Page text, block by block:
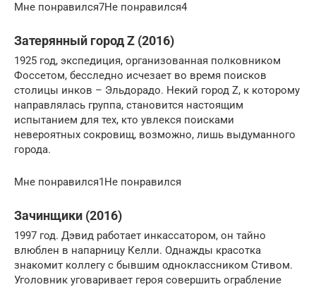
Мне понравился7Не понравился4
Затерянный город Z (2016)
1925 год, экспедиция, организованная полковником
Фоссетом, бесследно исчезает во время поисков
столицы инков – Эльдорадо. Некий город Z, к которому
направлялась группа, становится настоящим
испытанием для тех, кто увлекся поисками
невероятных сокровищ, возможно, лишь выдуманного
города.
Мне понравился1Не понравился
Зачинщики (2016)
1997 год. Дэвид работает инкассатором, он тайно
влюблен в напарницу Келли. Однажды красотка
знакомит коллегу с бывшим одноклассником Стивом.
Уголовник уговаривает героя совершить ограбление